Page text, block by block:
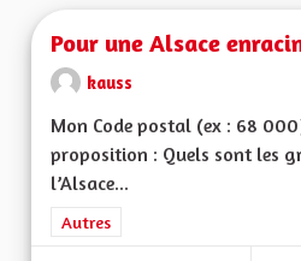
Pour une Alsace
kauss
Mon Code postal (ex : 68
proposition : Quels sont les
l’Alsace...
Filtrer les résultats de la
Autres